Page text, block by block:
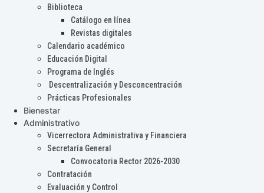
Biblioteca
Catálogo en línea
Revistas digitales
Calendario académico
Educación Digital
Programa de Inglés
Descentralización y Desconcentración
Prácticas Profesionales
Bienestar
Administrativo
Vicerrectora Administrativa y Financiera
Secretaría General
Convocatoria Rector 2026-2030
Contratación
Evaluación y Control